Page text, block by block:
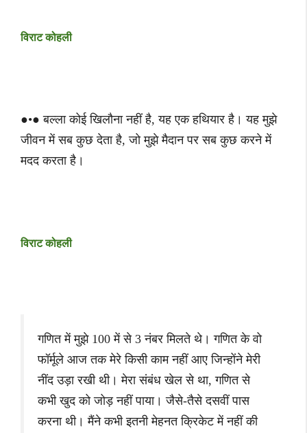
विराट कोहली
●•● बल्ला कोई खिलौना नहीं है, यह एक हथियार है। यह मुझे
जीवन में सब कुछ देता है, जो मुझे मैदान पर सब कुछ करने में
मदद करता है।
विराट कोहली
गणित में मुझे 100 में से 3 नंबर मिलते थे। गणित के वो
फॉर्मूले आज तक मेरे किसी काम नहीं आए जिन्होंने मेरी
नींद उड़ा रखी थी। मेरा संबंध खेल से था, गणित से
कभी खुद को जोड़ नहीं पाया। जैसे-तैसे दसवीं पास
करना थी। मैंने कभी इतनी मेहनत क्रिकेट में नहीं की